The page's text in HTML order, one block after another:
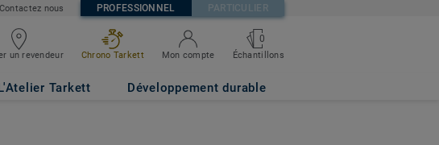
Contactez nous PROFESSIONNEL PARTICULIER
un revendeur Chrono Tarkett Mon compte
0
Échantillons
Tarkett Développement durable